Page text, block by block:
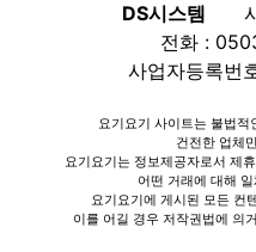
DS시스템
전화 :
사업자등록번
요기요기 사이트는 불법
건전한 업체
요기요기는 정보제공자로서 제
어떤 거래에 대해
요기요기에 게시된 모든 컨
이를 어길 경우 저작권법에 의